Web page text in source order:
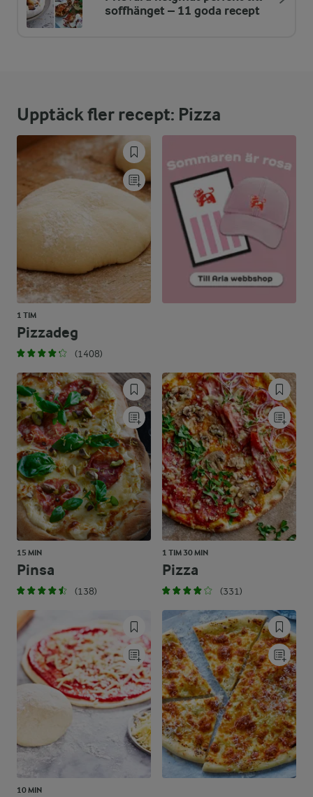
soffhänget – 11 goda recept
Upptäck fler recept: Pizza
1 TIM
Pizzadeg
(1408)
15 MIN
Pinsa
(138)
1 TIM 30 MIN
Pizza
(331)
10 MIN